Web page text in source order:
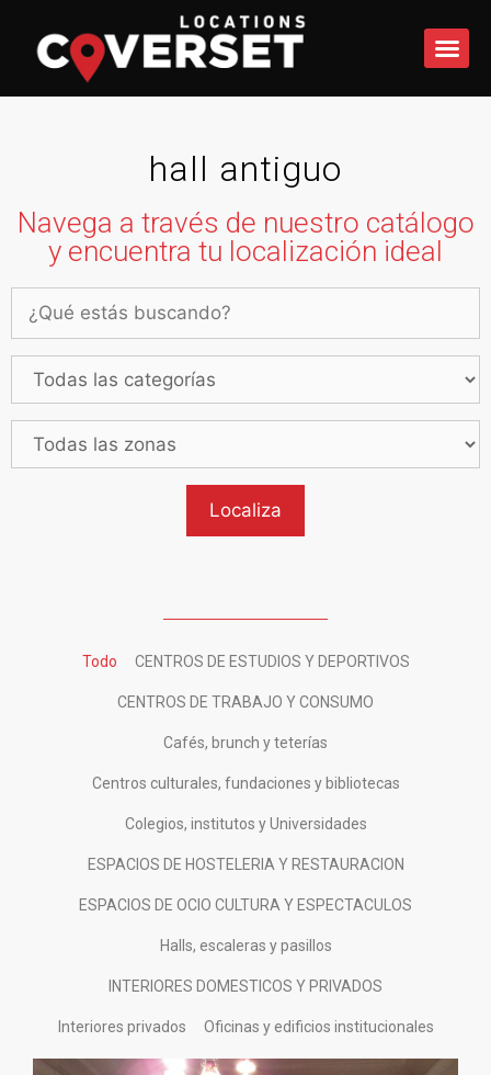
hall antiguo
Navega a través de nuestro catálogo
y encuentra tu localización ideal
Todo CENTROS DE ESTUDIOS Y DEPORTIVOS
CENTROS DE TRABAJO Y CONSUMO
Cafés, brunch y teterías
Centros culturales, fundaciones y bibliotecas
Colegios, institutos y Universidades
ESPACIOS DE HOSTELERIA Y RESTAURACION
ESPACIOS DE OCIO CULTURA Y ESPECTACULOS
Halls, escaleras y pasillos
INTERIORES DOMESTICOS Y PRIVADOS
Interiores privados Oficinas y edificios institucionales